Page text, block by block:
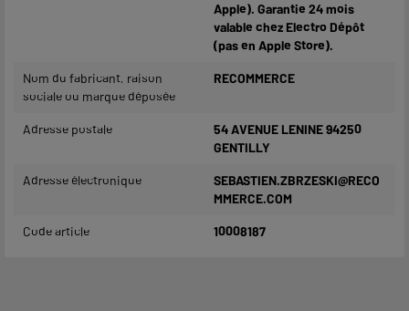
Apple). Garantie 24 mois
valable chez Electro Dépôt
(pas en Apple Store).
Nom du fabricant, raison
sociale ou marque déposée
RECOMMERCE
Adresse postale
54 AVENUE LENINE 94250
GENTILLY
Adresse électronique
SEBASTIEN.ZBRZESKI@RECO
MMERCE.COM
Code article 10008187